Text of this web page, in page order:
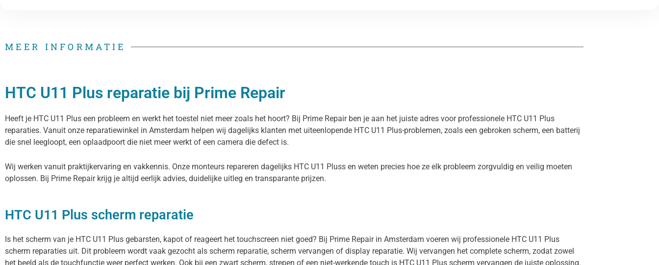
MEER INFORMATIE
HTC U11 Plus reparatie bij Prime Repair
Heeft je HTC U11 Plus een probleem en werkt het toestel niet meer zoals het hoort? Bij Prime Repair ben je aan het juiste adres voor professionele HTC U11 Plus
reparaties. Vanuit onze reparatiewinkel in Amsterdam helpen wij dagelijks klanten met uiteenlopende HTC U11 Plus-problemen, zoals een gebroken scherm, een batterij
die snel leegloopt, een oplaadpoort die niet meer werkt of een camera die defect is.
Wij werken vanuit praktijkervaring en vakkennis. Onze monteurs repareren dagelijks HTC U11 Pluss en weten precies hoe ze elk probleem zorgvuldig en veilig moeten
oplossen. Bij Prime Repair krijg je altijd eerlijk advies, duidelijke uitleg en transparante prijzen.
HTC U11 Plus scherm reparatie
Is het scherm van je HTC U11 Plus gebarsten, kapot of reageert het touchscreen niet goed? Bij Prime Repair in Amsterdam voeren wij professionele HTC U11 Plus
scherm reparaties uit. Dit probleem wordt vaak gezocht als scherm reparatie, scherm vervangen of display reparatie. Wij vervangen het complete scherm, zodat zowel
het beeld als de touchfunctie weer perfect werken. Ook bij een zwart scherm, strepen of een niet-werkende touch is HTC U11 Plus scherm vervangen de juiste oplossing.